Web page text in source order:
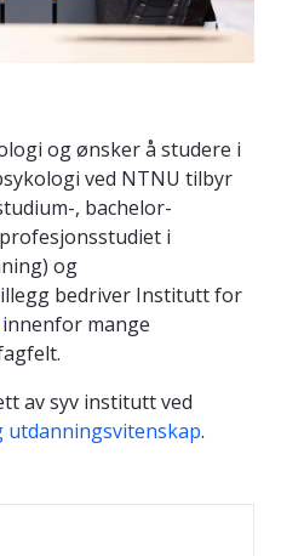
og ønsker å studere i
ved NTNU tilbyr
, bachelor-
i
og
bedriver Institutt for
innenfor mange
av syv institutt ved
utdanningsvitenskap.